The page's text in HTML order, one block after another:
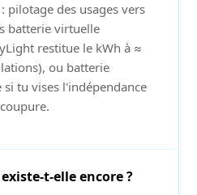
pilotage des usages vers
batterie virtuelle
restitue le kWh à ≈
ou batterie
tu vises l'indépendance
t-elle encore ?